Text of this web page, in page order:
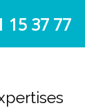
15 37 77